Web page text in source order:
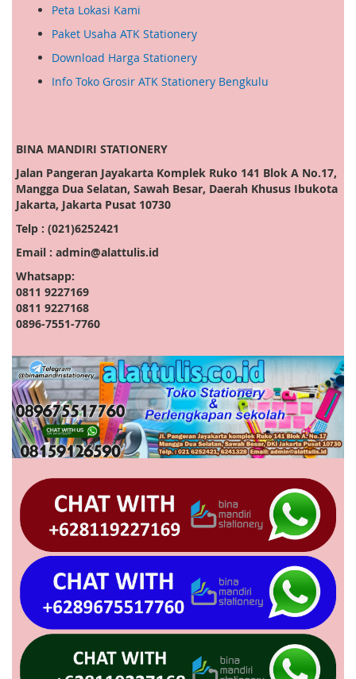
Peta Lokasi Kami
Paket Usaha ATK Stationery
Download Harga Stationery
Info Toko Grosir ATK Stationery Bengkulu
BINA MANDIRI STATIONERY
Jalan Pangeran Jayakarta Komplek Ruko 141 Blok A No.17,
Mangga Dua Selatan, Sawah Besar, Daerah Khusus Ibukota
Jakarta, Jakarta Pusat 10730
Telp : (021)6252421
Email : admin@alattulis.id
Whatsapp:
0811 9227169
0811 9227168
0896-7551-7760